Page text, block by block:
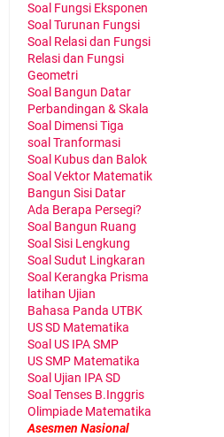
Soal Fungsi Eksponen
Soal Turunan Fungsi
Soal Relasi dan Fungsi
Relasi dan Fungsi
Geometri
Soal Bangun Datar
Perbandingan & Skala
Soal Dimensi Tiga
soal Tranformasi
Soal Kubus dan Balok
Soal Vektor Matematik
Bangun Sisi Datar
Ada Berapa Persegi?
Soal Bangun Ruang
Soal Sisi Lengkung
Soal Sudut Lingkaran
Soal Kerangka Prisma
latihan Ujian
Bahasa Panda UTBK
US SD Matematika
Soal US IPA SMP
US SMP Matematika
Soal Ujian IPA SD
Soal Tenses B.Inggris
Olimpiade Matematika
Asesmen Nasional